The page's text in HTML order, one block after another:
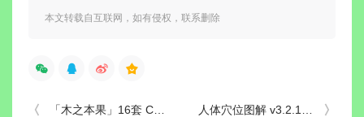
本文转载自互联网，如有侵权，联系删除
「木之本果」16套 COS作品写真合集[持续更新]，古灵精怪的姑娘带你领略Coser的魅力！ 人体穴位图解 v3.2.1 去广告纯净版